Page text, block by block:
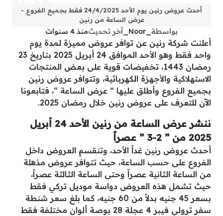
أحدث عروض رنين يوم الأحد 24/4/2025 فقط بجميع الفروع -
عرض الساعة من رنين
بواسطة آخر تحديثمنذ 4 سنوات
أعلنت شركة رنين عن توافر عروض مميزة لمدة يوم
واحد فقط وهو الأحد الموافق 24 أبريل 2025 بتاريخ 23
رمضان 1443، تخفيضات قوية على بعض المنتجات
الاستهلاكية والأجهزة الكهربائية، وتتوافر عروض رنين
بجميع الفروع وأطلق عليها ” عرض الساعة “، فتابعونا
الآن للتعرف على عروض رنين خلال رمضان 2025.
ننشر عرض الساعة من رنين الأحد 24 أبريل
2025 من ” 2-3 ” عصراً
أحدث عروض رنين غداً الأحد، وتنقسم العروض داخل
الفروع على حسب الساعة، حيث تتوافر عروض مذهلة
من الساعة الثانية عصراً وحتى الساعة الثالثة عصراً،
حيث تشمل هذه العروض دواسة موديل تركي فقط
بسعر 45 جنيه بدلاً من 60 جنيه، كما بلغ سعر شنطة
سفر ترولي فيبر 4 عجلة 28 بوصة ألوان مختلفة فقط